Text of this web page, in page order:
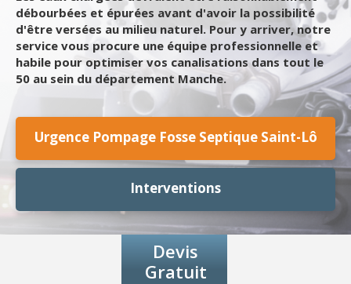
débourbées et épurées avant d'avoir la possibilité
d'être versées au milieu naturel. Pour y arriver, notre
service vous procure une équipe professionnelle et
habile pour optimiser vos canalisations dans tout le
50 au sein du département Manche.
Urgence Pompage Fosse Septique Saint-Lô
Interventions
Devis
Gratuit